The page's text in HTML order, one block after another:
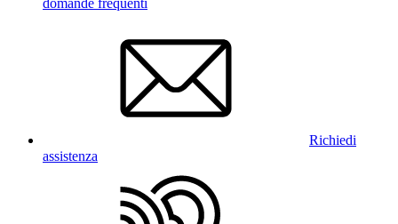
domande frequenti
Richiedi
assistenza